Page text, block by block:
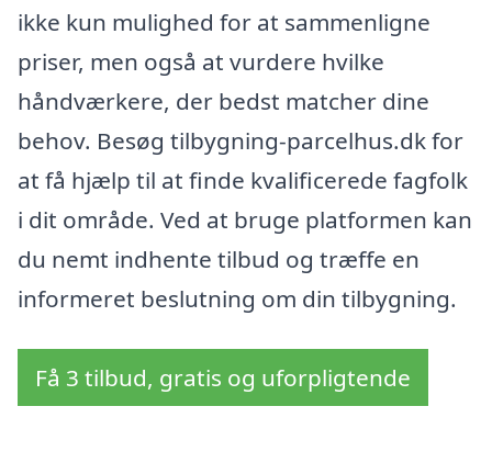
ikke kun mulighed for at sammenligne
priser, men også at vurdere hvilke
håndværkere, der bedst matcher dine
behov. Besøg tilbygning-parcelhus.dk for
at få hjælp til at finde kvalificerede fagfolk
i dit område. Ved at bruge platformen kan
du nemt indhente tilbud og træffe en
informeret beslutning om din tilbygning.
Få 3 tilbud, gratis og uforpligtende